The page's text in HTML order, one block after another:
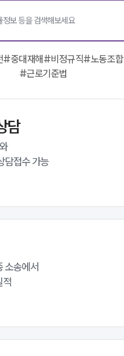
노동산재전문변호사
소식/자료
공지사항
법률 블로그
대륜법률상담예약
#중대재해#비정규직#노동조합
#근로기준법
담
담접수 가능
소송에서
적